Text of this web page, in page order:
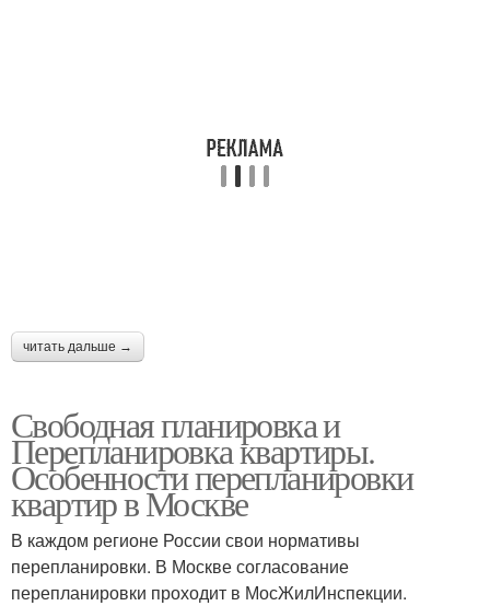
читать дальше →
Свободная планировка и
Перепланировка квартиры.
Особенности перепланировки
квартир в Москве
В каждом регионе России свои нормативы
перепланировки. В Москве согласование
перепланировки проходит в МосЖилИнспекции.